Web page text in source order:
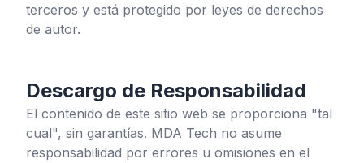
terceros y está protegido por leyes de derechos
de autor.
Descargo de Responsabilidad
El contenido de este sitio web se proporciona "tal
cual", sin garantías. MDA Tech no asume
responsabilidad por errores u omisiones en el